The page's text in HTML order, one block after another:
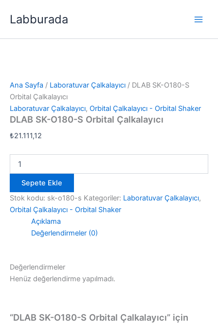
atlaLabburada
Ana Sayfa / Laboratuvar Çalkalayıcı / DLAB SK-O180-S
Orbital Çalkalayıcı
Laboratuvar Çalkalayıcı, Orbital Çalkalayıcı - Orbital Shaker
DLAB SK-O180-S Orbital Çalkalayıcı
₺21.111,12
SK-
Orbital
Çalkalayıcı
Sepete Ekle
Stok kodu: sk-o180-s Kategoriler: Laboratuvar Çalkalayıcı,
Orbital Çalkalayıcı - Orbital Shaker
Açıklama
Değerlendirmeler (0)
Değerlendirmeler
Henüz değerlendirme yapılmadı.
“DLAB SK-O180-S Orbital Çalkalayıcı” için